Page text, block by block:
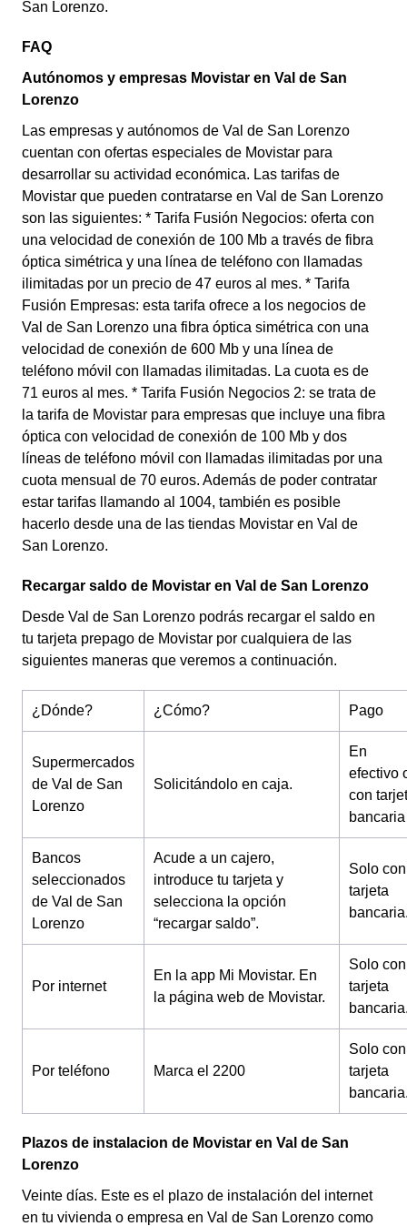
San Lorenzo.
FAQ
Autónomos y empresas Movistar en Val de San
Lorenzo
Las empresas y autónomos de Val de San Lorenzo
cuentan con ofertas especiales de Movistar para
desarrollar su actividad económica. Las tarifas de
Movistar que pueden contratarse en Val de San Lorenzo
son las siguientes: * Tarifa Fusión Negocios: oferta con
una velocidad de conexión de 100 Mb a través de fibra
óptica simétrica y una línea de teléfono con llamadas
ilimitadas por un precio de 47 euros al mes. * Tarifa
Fusión Empresas: esta tarifa ofrece a los negocios de
Val de San Lorenzo una fibra óptica simétrica con una
velocidad de conexión de 600 Mb y una línea de
teléfono móvil con llamadas ilimitadas. La cuota es de
71 euros al mes. * Tarifa Fusión Negocios 2: se trata de
la tarifa de Movistar para empresas que incluye una fibra
óptica con velocidad de conexión de 100 Mb y dos
líneas de teléfono móvil con llamadas ilimitadas por una
cuota mensual de 70 euros. Además de poder contratar
estar tarifas llamando al 1004, también es posible
hacerlo desde una de las tiendas Movistar en Val de
San Lorenzo.
Recargar saldo de Movistar en Val de San Lorenzo
Desde Val de San Lorenzo podrás recargar el saldo en
tu tarjeta prepago de Movistar por cualquiera de las
siguientes maneras que veremos a continuación.
¿Dónde? ¿Cómo? Pago
Supermercados
de Val de San
Lorenzo
Solicitándolo en caja.
En
efectivo
con
bancaria
Bancos
seleccionados
de Val de San
Lorenzo
Acude a un cajero,
introduce tu tarjeta y
selecciona la opción
“recargar saldo”.
Solo con
tarjeta
Por internet
En la app Mi Movistar. En
la página web de Movistar.
Solo con
tarjeta
Por teléfono Marca el 2200
Solo con
tarjeta
Plazos de instalacion de Movistar en Val de San
Lorenzo
Veinte días. Este es el plazo de instalación del internet
en tu vivienda o empresa en Val de San Lorenzo como